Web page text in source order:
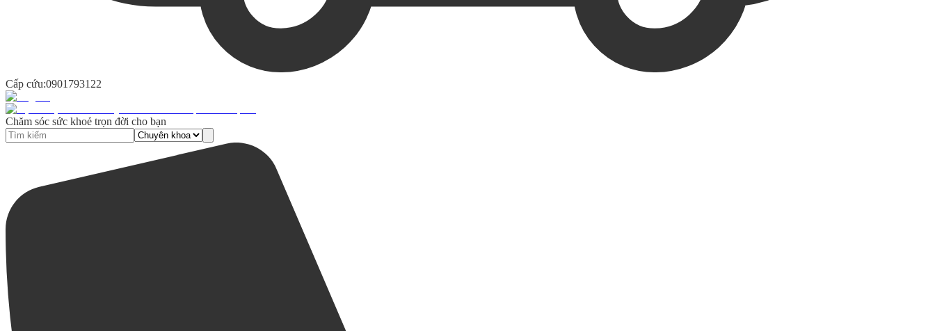
Cấp cứu:0901793122
Chăm sóc sức khoẻ trọn đời cho bạn